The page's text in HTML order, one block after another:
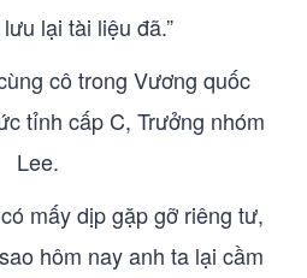
lại tài liệu đã.”
cô trong Vương quốc
tỉnh cấp C, Trưởng nhóm
Lee.
mấy dịp gặp gỡ riêng tư,
hôm nay anh ta lại cầm